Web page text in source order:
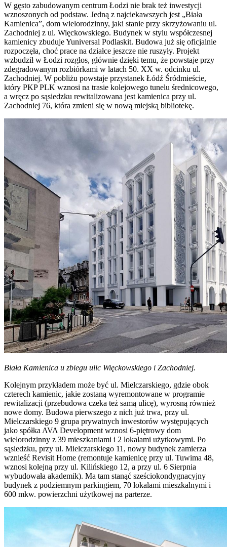
W gęsto zabudowanym centrum Łodzi nie brak też inwestycji
wznoszonych od podstaw. Jedną z najciekawszych jest „Biała
Kamienica”, dom wielorodzinny, jaki stanie przy skrzyżowaniu ul.
Zachodniej z ul. Więckowskiego. Budynek w stylu współczesnej
kamienicy zbuduje Yuniversal Podlaskit. Budowa już się oficjalnie
rozpoczęła, choć prace na działce jeszcze nie ruszyły. Projekt
wzbudził w Łodzi rozgłos, głównie dzięki temu, że powstaje przy
zdegradowanym rozbiórkami w latach 50. XX w. odcinku ul.
Zachodniej. W pobliżu powstaje przystanek Łódź Śródmieście,
który PKP PLK wznosi na trasie kolejowego tunelu średnicowego,
a wręcz po sąsiedzku rewitalizowana jest kamienica przy ul.
Zachodniej 76, która zmieni się w nową miejską bibliotekę.
Biała Kamienica u zbiegu ulic Więckowskiego i Zachodniej.
Kolejnym przykładem może być ul. Mielczarskiego, gdzie obok
czterech kamienic, jakie zostaną wyremontowane w programie
rewitalizacji (przebudowa czeka też samą ulicę), wyrosną również
nowe domy. Budowa pierwszego z nich już trwa, przy ul.
Mielczarskiego 9 grupa prywatnych inwestorów występujących
jako spółka AVA Development wznosi 6-piętrowy dom
wielorodzinny z 39 mieszkaniami i 2 lokalami użytkowymi. Po
sąsiedzku, przy ul. Mielczarskiego 11, nowy budynek zamierza
wznieść Revisit Home (remontuje kamienicę przy ul. Tuwima 48,
wznosi kolejną przy ul. Kilińskiego 12, a przy ul. 6 Sierpnia
wybudowała akademik). Ma tam stanąć sześciokondygnacyjny
budynek z podziemnym parkingiem, 70 lokalami mieszkalnymi i
600 mkw. powierzchni użytkowej na parterze.